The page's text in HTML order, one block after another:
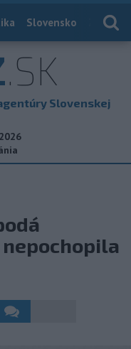
Slovensko
.SK
Slovenskej